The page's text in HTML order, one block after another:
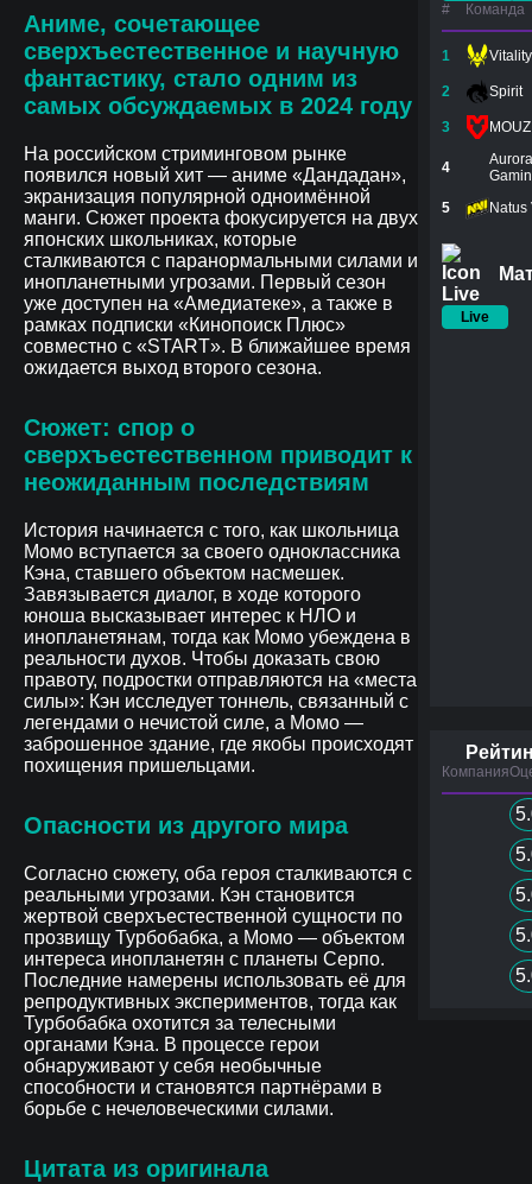
Аниме, сочетающее
сверхъестественное и научную
фантастику, стало одним из
самых обсуждаемых в 2024 году
На российском стриминговом рынке
появился новый хит — аниме «Дандадан»,
экранизация популярной одноимённой
манги. Сюжет проекта фокусируется на двух
японских школьниках, которые
сталкиваются с паранормальными силами и
инопланетными угрозами. Первый сезон
уже доступен на «Амедиатеке», а также в
рамках подписки «Кинопоиск Плюс»
совместно с «START». В ближайшее время
ожидается выход второго сезона.
Сюжет: спор о
сверхъестественном приводит к
неожиданным последствиям
История начинается с того, как школьница
Момо вступается за своего одноклассника
Кэна, ставшего объектом насмешек.
Завязывается диалог, в ходе которого
юноша высказывает интерес к НЛО и
инопланетянам, тогда как Момо убеждена в
реальности духов. Чтобы доказать свою
правоту, подростки отправляются на «места
силы»: Кэн исследует тоннель, связанный с
легендами о нечистой силе, а Момо —
заброшенное здание, где якобы происходят
похищения пришельцами.
Опасности из другого мира
Согласно сюжету, оба героя сталкиваются с
реальными угрозами. Кэн становится
жертвой сверхъестественной сущности по
прозвищу Турбобабка, а Момо — объектом
интереса инопланетян с планеты Серпо.
Последние намерены использовать её для
репродуктивных экспериментов, тогда как
Турбобабка охотится за телесными
органами Кэна. В процессе герои
обнаруживают у себя необычные
способности и становятся партнёрами в
борьбе с нечеловеческими силами.
Цитата из оригинала
#
Команда
1 Vitality
2 Spirit
3 MOUZ
4
Aurora
5
Natus
Live
Компания